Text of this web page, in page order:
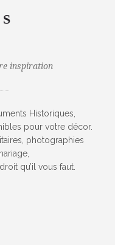
inspiration
Historiques,
pour votre décor.
photographies
qu’il vous faut.